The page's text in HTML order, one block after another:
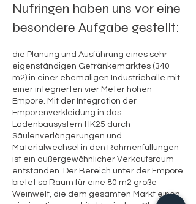
Nufringen haben uns vor eine
besondere Aufgabe gestellt:
die Planung und Ausführung eines sehr
eigenständigen Getränkemarktes (340
m2) in einer ehemaligen Industriehalle mit
einer integrierten vier Meter hohen
Empore. Mit der I ntegration der
Emporenverkleidung in das
Ladenbausystem HK25 durch
Säulenverlängerungen und
Materialwechsel in den Rahmenfüllungen
ist ein außergewöhnlicher Verkaufsraum
entstanden. Der Bereich unter der Empore
bietet so Raum für eine 80 m2 große
Weinwelt, die dem gesamten Markt einen